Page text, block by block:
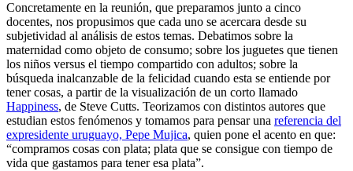
Concretamente en la reunión, que preparamos junto a cinco
docentes, nos propusimos que cada uno se acercara desde su
subjetividad al análisis de estos temas. Debatimos sobre la
maternidad como objeto de consumo; sobre los juguetes que tienen
los niños versus el tiempo compartido con adultos; sobre la
búsqueda inalcanzable de la felicidad cuando esta se entiende por
tener cosas, a partir de la visualización de un corto llamado
Happiness, de Steve Cutts. Teorizamos con distintos autores que
estudian estos fenómenos y tomamos para pensar una referencia del
expresidente uruguayo, Pepe Mujica, quien pone el acento en que:
“compramos cosas con plata; plata que se consigue con tiempo de
vida que gastamos para tener esa plata”.